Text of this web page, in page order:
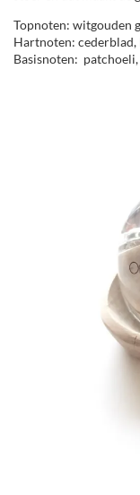
Topnoten: witgouden
Hartnoten:
Basisnoten: